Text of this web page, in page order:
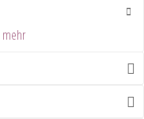
mehr